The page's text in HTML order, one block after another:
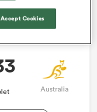
Internationals
Australia
Accept Cookies